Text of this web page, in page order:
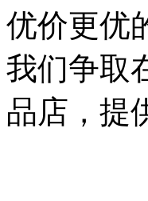
优价更优
我们争取
品店，提